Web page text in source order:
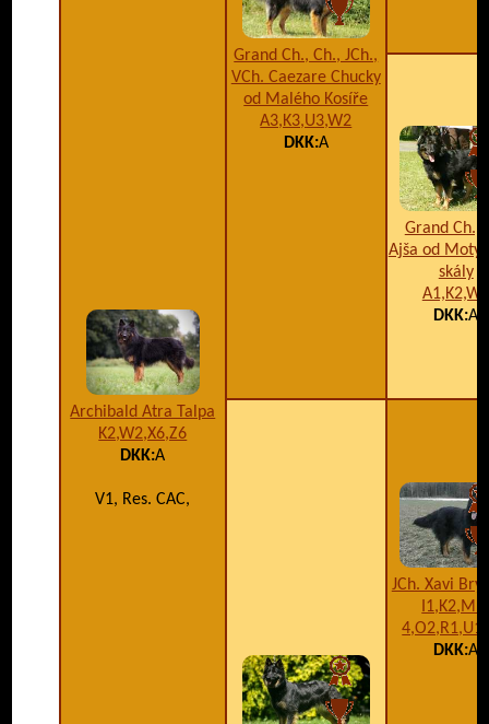
Archibald Atra Talpa
K2,W2,X6,Z6
DKK:A
V1, Res. CAC,
Grand Ch., Ch., JCh.,
VCh. Caezare Chucky
od Malého Kosíře
A3,K3,U3,W2
DKK:A
Grand Ch.,
Ajša od
skály
A1,K2,W2
DKK:A
JCh. Xavi
DKK:A